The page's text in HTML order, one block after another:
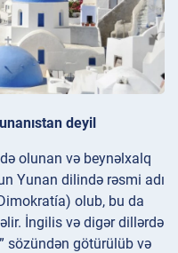
deyil
olunan və beynəlxalq
Yunan dilində rəsmi adı
olub, bu da
İngilis və digər dillərdə
sözündən götürülüb və